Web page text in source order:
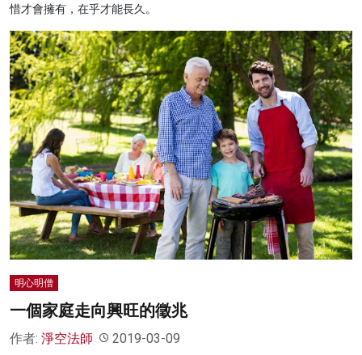
惜才會擁有，在乎才能長久。
明心明僧
一個家庭走向興旺的徵兆
作者: 淨空法師 2019-03-09